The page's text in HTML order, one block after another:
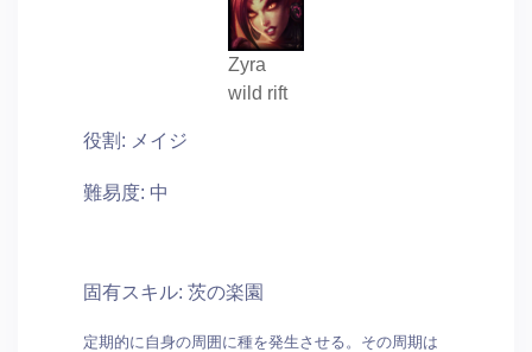
Zyra
wild rift
役割: メイジ
難易度: 中
固有スキル: 茨の楽園
定期的に自身の周囲に種を発生させる。その周期は